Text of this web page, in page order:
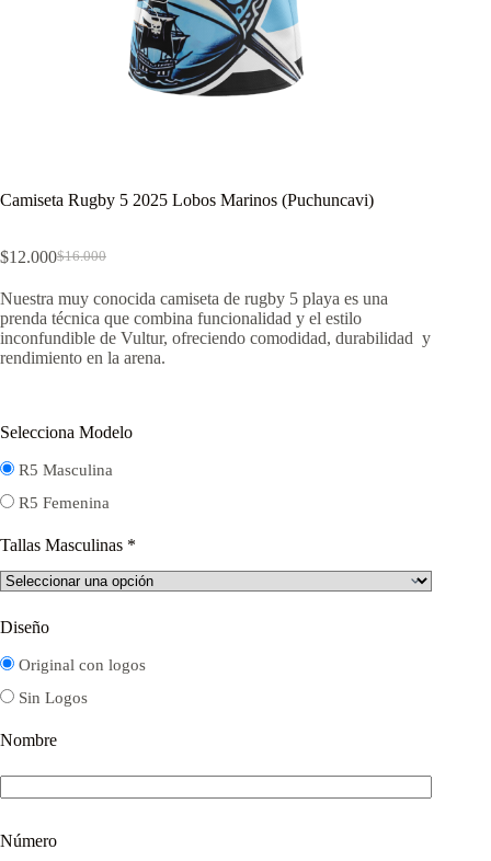
Camiseta Rugby 5 2025 Lobos Marinos (Puchuncavi)
$16.000
El
original
era:
$16.000.
$12.000El
actual
es:
$12.000.
Nuestra muy conocida camiseta de rugby 5 playa es una
prenda técnica que combina funcionalidad y el estilo
inconfundible de Vultur, ofreciendo comodidad, durabilidad y
rendimiento en la arena.
Selecciona Modelo
R5 Masculina
R5 Femenina
Tallas Masculinas *
Diseño
Original con logos
Sin Logos
Nombre
Número